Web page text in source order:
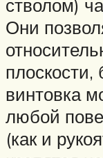
стволом)
Они
плоскости,
винтовка
любой
(как и